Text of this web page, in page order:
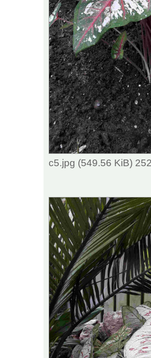
c5.jpg (549.56 KiB)